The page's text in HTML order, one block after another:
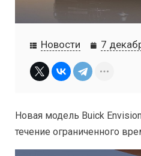
Новости 7
Новая модель Buick
течение ограниченного